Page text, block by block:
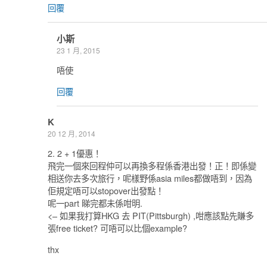
回覆
小斯
23 1 月, 2015
唔使
回覆
K
20 12 月, 2014
2. 2 + 1優惠！
飛完一個來回程仲可以再換多程係香港出發！正！即係變
相送你去多次旅行，呢樣野係asia miles都做唔到，因為
佢規定唔可以stopover出發點！
呢一part 睇完都未係咁明.
<– 如果我打算HKG 去 PIT(Pittsburgh) ,咁應該點先賺多
張free ticket? 可唔可以比個example?
thx